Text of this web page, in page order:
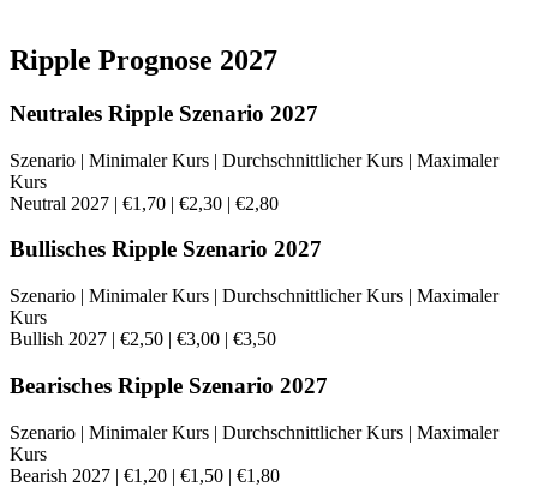
Ripple Prognose 2027
Neutrales Ripple Szenario 2027
Szenario | Minimaler Kurs | Durchschnittlicher Kurs | Maximaler
Kurs
Neutral 2027 | €1,70 | €2,30 | €2,80
Bullisches Ripple Szenario 2027
Szenario | Minimaler Kurs | Durchschnittlicher Kurs | Maximaler
Kurs
Bullish 2027 | €2,50 | €3,00 | €3,50
Bearisches Ripple Szenario 2027
Szenario | Minimaler Kurs | Durchschnittlicher Kurs | Maximaler
Kurs
Bearish 2027 | €1,20 | €1,50 | €1,80